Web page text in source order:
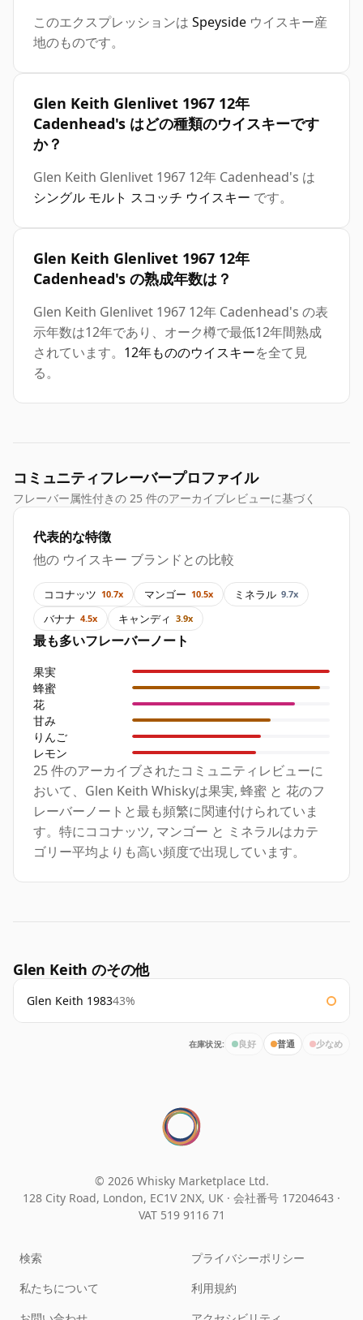
このエクスプレッションは Speyside ウイスキー産
地のものです。
Glen Keith Glenlivet 1967 12年
Cadenhead's はどの種類のウイスキーです
か？
Glen Keith Glenlivet 1967 12年 Cadenhead's は
シングル モルト スコッチ ウイスキー です。
Glen Keith Glenlivet 1967 12年
Cadenhead's の熟成年数は？
Glen Keith Glenlivet 1967 12年 Cadenhead's の表
示年数は12年であり、オーク樽で最低12年間熟成
されています。 12年もののウイスキーを全て見
る。
コミュニティフレーバープロファイル
フレーバー属性付きの 25 件のアーカイブレビューに基づく
代表的な特徴
他の ウイスキー ブランドとの比較
ココナッツ 10.7x マンゴー 10.5x ミネラル 9.7x
バナナ 4.5x キャンディ 3.9x
最も多いフレーバーノート
果実
蜂蜜
花
甘み
りんご
レモン
25 件のアーカイブされたコミュニティレビューに
おいて、Glen Keith Whiskyは果実, 蜂蜜 と 花のフ
レーバーノートと最も頻繁に関連付けられていま
す。特にココナッツ, マンゴー と ミネラルはカテ
ゴリー平均よりも高い頻度で出現しています。
Glen Keith のその他
Glen Keith 198343%
在庫状況: 良好 普通 少なめ
© 2026 Whisky Marketplace Ltd.
128 City Road, London, EC1V 2NX, UK · 会社番号 17204643 ·
VAT 519 9116 71
検索
私たちについて
プライバシーポリシー
利用規約